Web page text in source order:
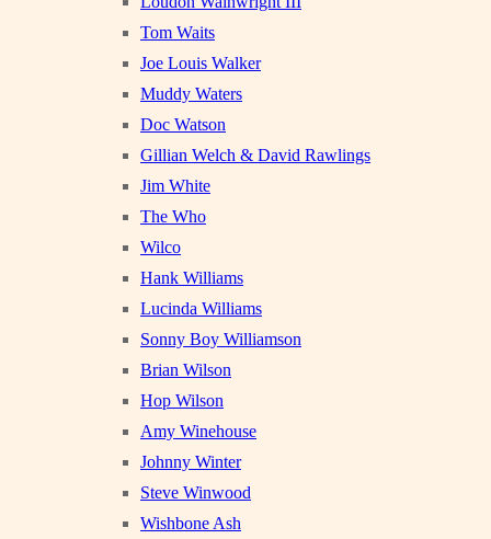
Tom Waits
Joe Louis Walker
Muddy Waters
Doc Watson
Gillian Welch & David Rawlings
Jim White
The Who
Wilco
Hank Williams
Lucinda Williams
Sonny Boy Williamson
Brian Wilson
Hop Wilson
Amy Winehouse
Johnny Winter
Steve Winwood
Wishbone Ash